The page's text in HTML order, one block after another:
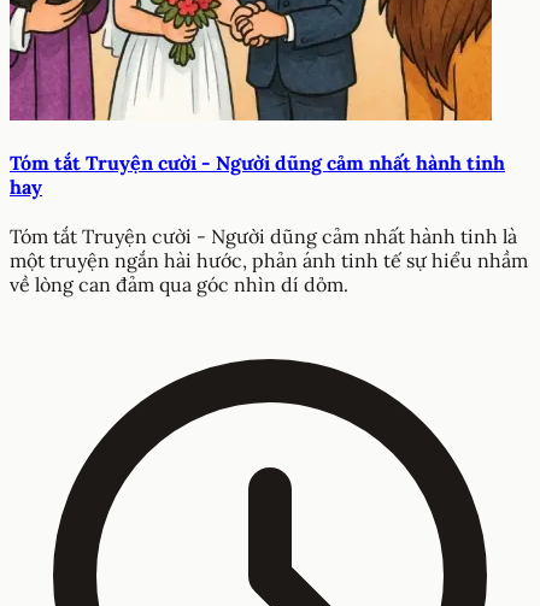
Tóm tắt Truyện cười - Người dũng cảm nhất hành tinh
hay
Tóm tắt Truyện cười - Người dũng cảm nhất hành tinh là
một truyện ngắn hài hước, phản ánh tinh tế sự hiểu nhầm
về lòng can đảm qua góc nhìn dí dỏm.